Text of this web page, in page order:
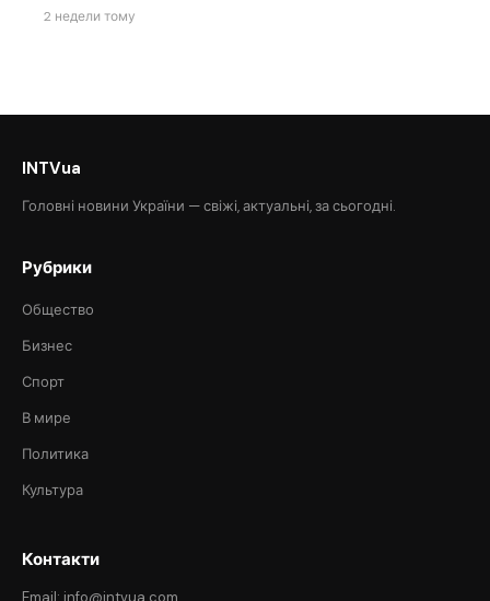
2 недели тому
INTVua
Головні новини України — свіжі, актуальні, за сьогодні.
Рубрики
Общество
Бизнес
Спорт
В мире
Политика
Культура
Контакти
Email: info@intvua.com